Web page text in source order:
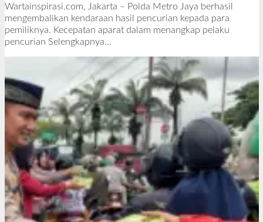
l
e
h
d
a
k
s
Wartainspirasi.com, Jakarta – Polda Metro Jaya berhasil
mengembalikan kendaraan hasil pencurian kepada para
pemiliknya. Kecepatan aparat dalam menangkap pelaku
pencurian Selengkapnya…